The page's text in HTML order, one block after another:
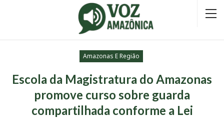
Amazonas E Região
Escola da Magistratura do Amazonas
promove curso sobre guarda
compartilhada conforme a Lei